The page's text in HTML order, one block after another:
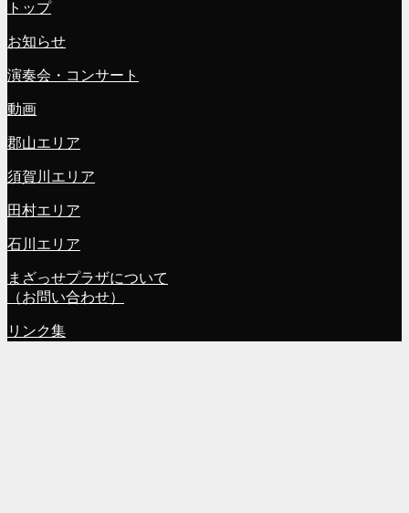
トップ
お知らせ
演奏会・コンサート
動画
郡山エリア
須賀川エリア
田村エリア
石川エリア
まざっせプラザについて
（お問い合わせ）
リンク集